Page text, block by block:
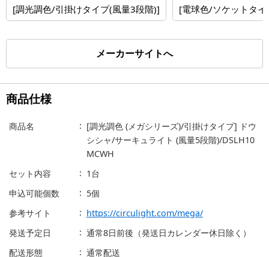
[調光調色/引掛けタイプ(風量3段階)] [電球色/ソケットタ
メーカーサイトへ
商品仕様
商品名
[調光調色 (メガシリーズ)/引掛けタイプ] ドウ
シシャ/サーキュライト (風量5段階)/DSLH10
MCWH
セット内容
1台
申込可能個数
5個
参考サイト
https://circulight.com/mega/
発送予定日
通常8日前後（発送日カレンダー休日除く）
配送形態
通常配送